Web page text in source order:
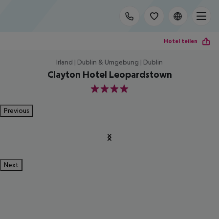
Hotel teilen
Irland | Dublin & Umgebung | Dublin
Clayton Hotel Leopardstown
4
Previous
Next